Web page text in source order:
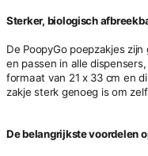
Sterker, biologisch
De PoopyGo poepzakjes
en passen in alle
formaat van 21 x 33 cm en
zakje sterk genoeg is om
De belangrijkste voordelen